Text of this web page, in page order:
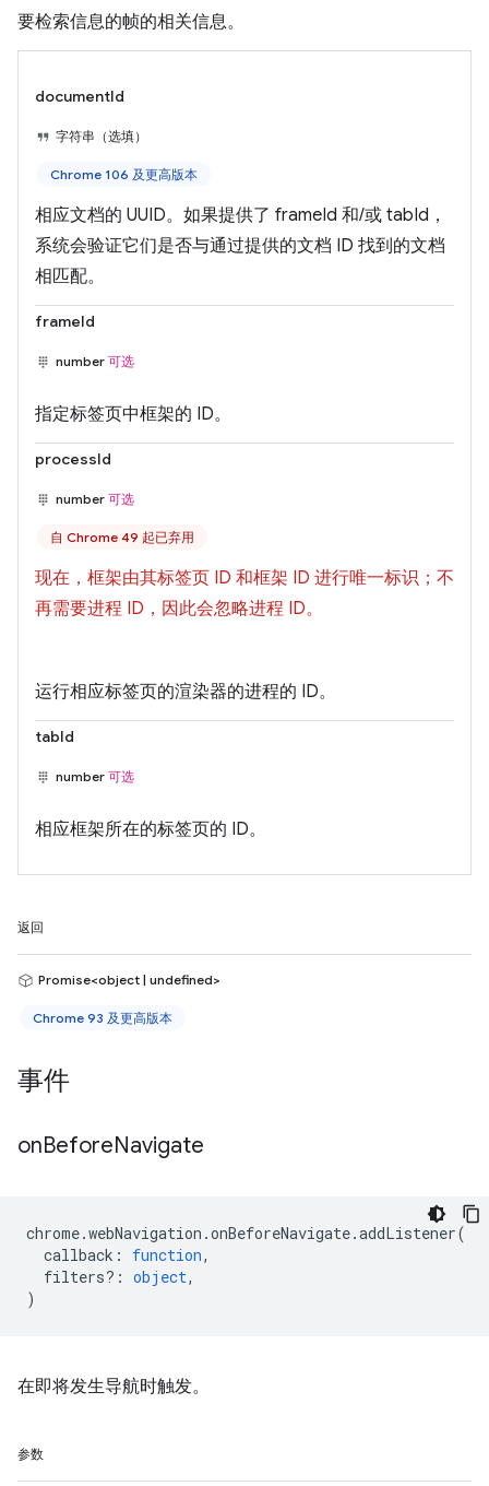
要检索信息的帧的相关信息。
documentId
字符串（选填）
Chrome 106 及更高版本
相应文档的 UUID。如果提供了 frameId 和/或 tabId，
系统会验证它们是否与通过提供的文档 ID 找到的文档
相匹配。
frameId
number 可选
指定标签页中框架的 ID。
processId
number 可选
自 Chrome 49 起已弃用
现在，框架由其标签页 ID 和框架 ID 进行唯一标识；不
再需要进程 ID，因此会忽略进程 ID。
运行相应标签页的渲染器的进程的 ID。
tabId
number 可选
相应框架所在的标签页的 ID。
返回
Promise<object | undefined>
Chrome 93 及更高版本
事件
onBeforeNavigate
chrome.webNavigation .onBeforeNavigate.addListener(
callback : function,
filters? : object,
)
在即将发生导航时触发。
参数